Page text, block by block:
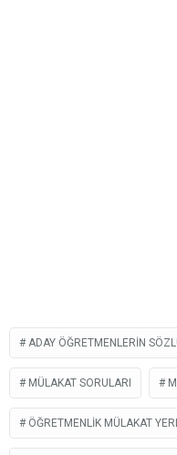
ADAY ÖĞRETMENLERIN
MÜLAKAT SORULARI
ÖĞRETMENLIK MÜLAKAT